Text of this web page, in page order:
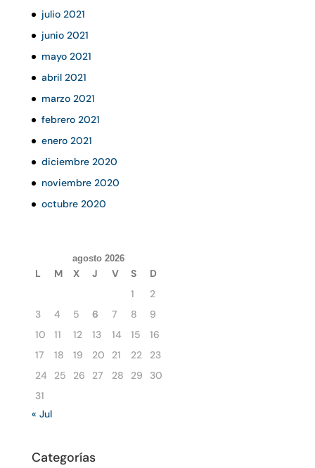
julio 2021
junio 2021
mayo 2021
abril 2021
marzo 2021
febrero 2021
enero 2021
diciembre 2020
noviembre 2020
octubre 2020
agosto 2026
L M X J V S
D
1
2
3
4 5 6 7 8
9
10
11 12 13 14 15
16
17
18 19 20 21 22
23
24
25 26 27 28 29
30
31
« Jul
Categorías